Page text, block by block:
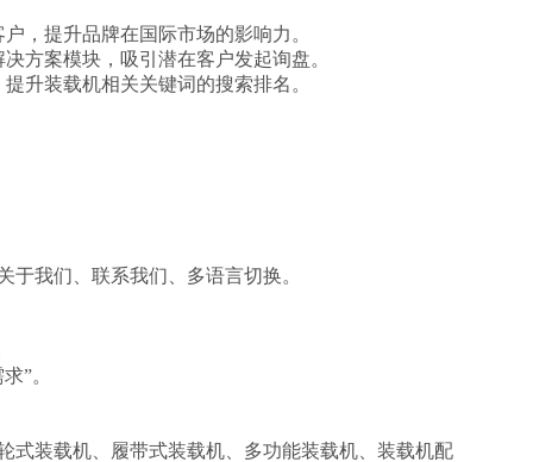
，提升品牌在国际市场的影响力。
方案模块，吸引潜在客户发起询盘。
升装载机相关关键词的搜索排名。
于我们、联系我们、多语言切换。
”。
式装载机、履带式装载机、多功能装载机、装载机配